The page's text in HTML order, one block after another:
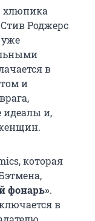
хлюпика
Роджерс
уже
в
и
идеалы и,
которая
фонарь».
в